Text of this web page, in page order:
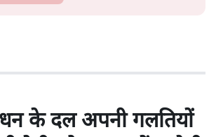
के दल अपनी गलतियों